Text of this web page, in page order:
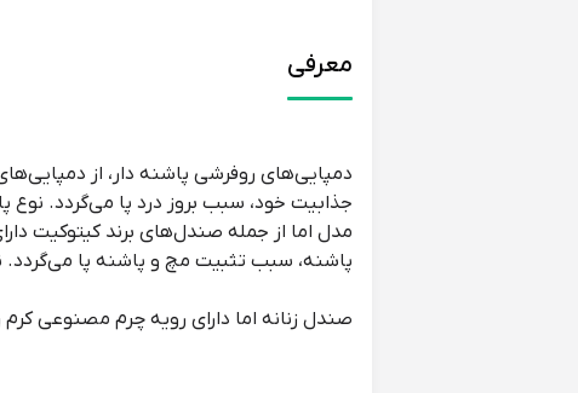
معرفی
دمپایی‌های روفرشی پاشنه دار، از
جذابیت خود، سبب بروز درد پا می‌گردد.
پاشنه، سبب تثبیت مچ و پاشنه پا می‌گردد.
صندل زنانه اما دارای رویه چرم مصنوعی